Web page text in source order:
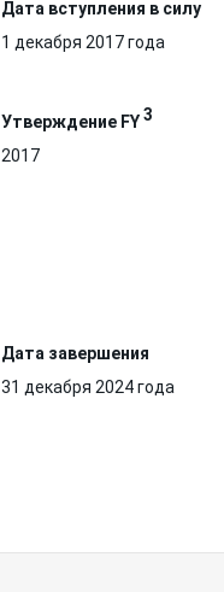
Дата вступления в силу
1 декабря 2017 года
Утверждение FY3
2017
Дата завершения
31 декабря 2024 года